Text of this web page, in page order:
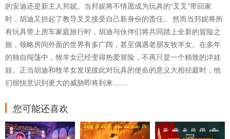
的安迪还是新主人邦妮。当邦妮将不情愿成为玩具的“叉叉”带回家
时，胡迪又担起了教导叉叉接受自己新身份的责任。 然而当邦妮将所
有玩具带上房车家庭旅行时，胡迪与伙伴们将共同踏上全新的冒险之
旅，领略房间外面的世界有多广阔，甚至偶遇老朋友牧羊女。在多年
的独自闯荡中，牧羊女已经变得热爱冒险，不再只是一个精致的洋娃
娃。正当胡迪和牧羊女发现彼此对玩具的使命的意义大相径庭时，他
们很快意识到更大的威胁即将到来……
您可能还喜欢